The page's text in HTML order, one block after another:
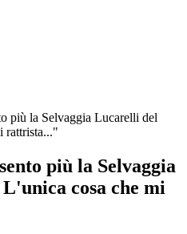
più la Selvaggia Lucarelli del
rattrista..."
più la Selvaggia
cosa che mi